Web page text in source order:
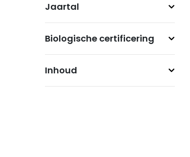
Jaartal
Biologische certificering
Inhoud